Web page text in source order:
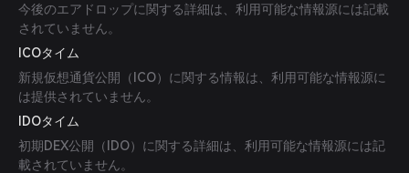
今後のエアドロップに関する詳細は、利用可能な情報源には記載
されていません。
ICOタイム
新規仮想通貨公開（ICO）に関する情報は、利用可能な情報源に
は提供されていません。
IDOタイム
初期DEX公開（IDO）に関する詳細は、利用可能な情報源には記
載されていません。